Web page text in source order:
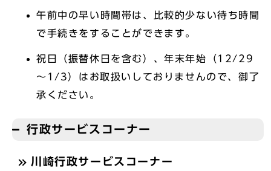
午前中の早い時間帯は、比較的少ない待ち時間
で手続きをすることができます。
祝日（振替休日を含む）、年末年始（12/29
～1/3）はお取扱いしておりませんので、御了
承ください。
行政サービスコーナー
川崎行政サービスコーナー